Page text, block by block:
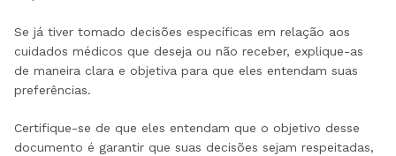
Se já tiver tomado decisões específicas em relação aos
cuidados médicos que deseja ou não receber, explique-as
de maneira clara e objetiva para que eles entendam suas
preferências.
Certifique-se de que eles entendam que o objetivo desse
documento é garantir que suas decisões sejam respeitadas,